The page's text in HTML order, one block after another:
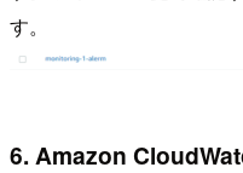
す。
6. Amazon